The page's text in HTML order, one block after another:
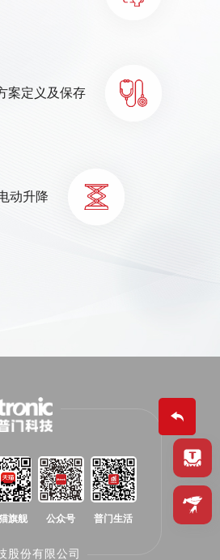
案定义及保存
动升降
旗舰 公众号 普门生活
股份有限公司